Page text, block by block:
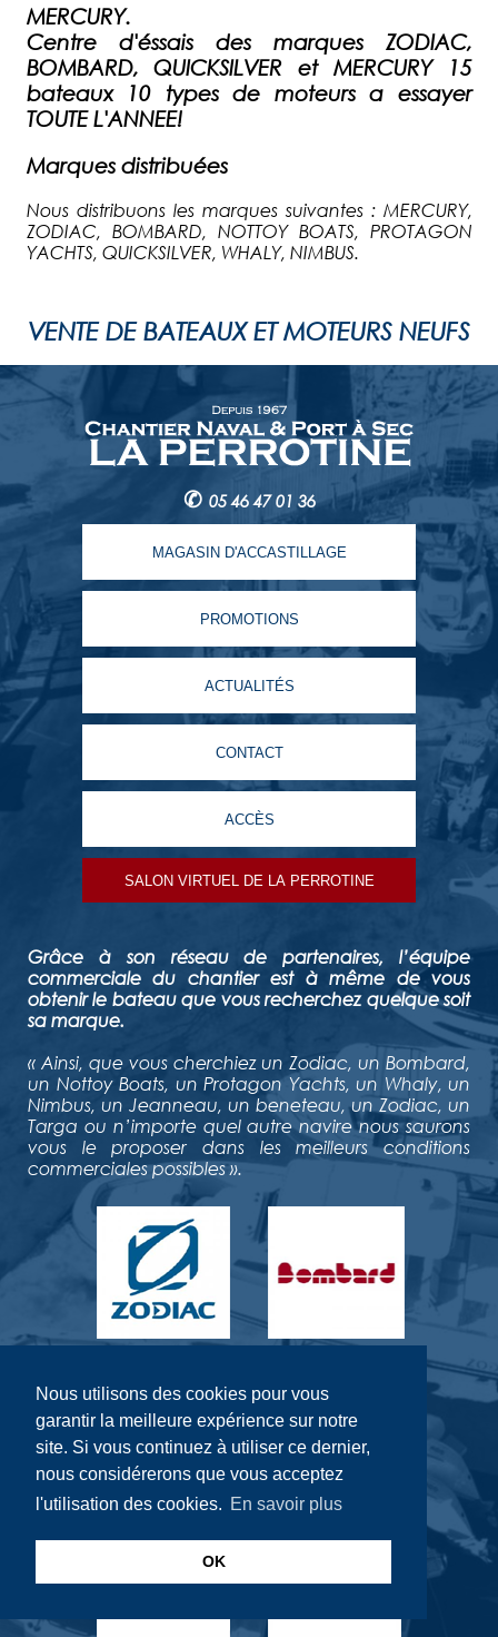
Nous utilisons des cookies pour vous
garantir la meilleure expérience sur notre
site. Si vous continuez à utiliser ce dernier,
nous considérerons que vous acceptez
l'utilisation des cookies. En savoir plus
OK
MERCURY.
Centre d'éssais des marques ZODIAC,
BOMBARD, QUICKSILVER et MERCURY 15
bateaux 10 types de moteurs a essayer
TOUTE L'ANNEE!
Marques distribuées
Nous distribuons les marques suivantes : MERCURY,
ZODIAC, BOMBARD, NOTTOY BOATS, PROTAGON
YACHTS, QUICKSILVER, WHALY, NIMBUS.
VENTE DE BATEAUX ET MOTEURS NEUFS
✆ 05 46 47 01 36
MAGASIN D'ACCASTILLAGE
PROMOTIONS
ACTUALITÉS
CONTACT
ACCÈS
SALON VIRTUEL DE LA PERROTINE
Grâce à son réseau de partenaires, l’équipe
commerciale du chantier est à même de vous
obtenir le bateau que vous recherchez quelque soit
sa marque.
« Ainsi, que vous cherchiez un Zodiac, un Bombard,
un Nottoy Boats, un Protagon Yachts, un Whaly, un
Nimbus, un Jeanneau, un beneteau, un Zodiac, un
Targa ou n’importe quel autre navire nous saurons
vous le proposer dans les meilleurs conditions
commerciales possibles ».